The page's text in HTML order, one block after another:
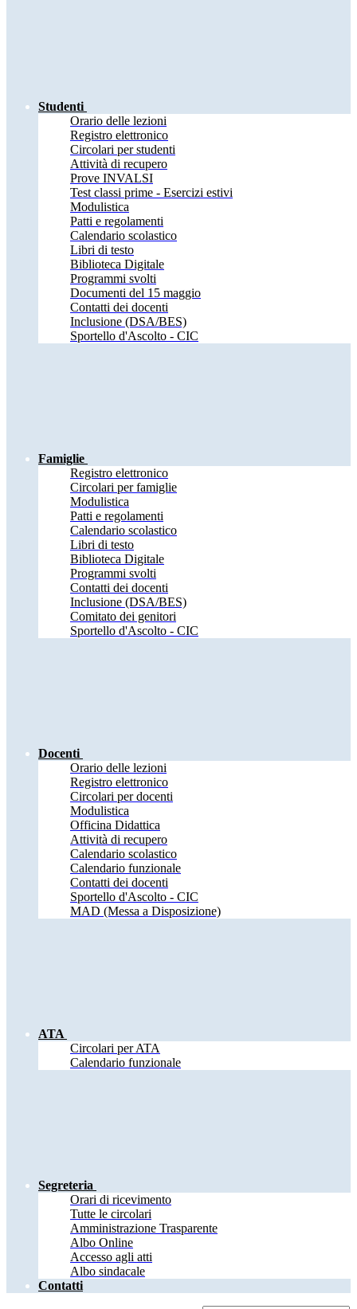
Studenti
Orario delle lezioni
Registro elettronico
Circolari per studenti
Attività di recupero
Prove INVALSI
Test classi prime - Esercizi estivi
Modulistica
Patti e regolamenti
Calendario scolastico
Libri di testo
Biblioteca Digitale
Programmi svolti
Documenti del 15 maggio
Contatti dei docenti
Inclusione (DSA/BES)
Sportello d'Ascolto - CIC
Famiglie
Registro elettronico
Circolari per famiglie
Modulistica
Patti e regolamenti
Calendario scolastico
Libri di testo
Biblioteca Digitale
Programmi svolti
Contatti dei docenti
Inclusione (DSA/BES)
Comitato dei genitori
Sportello d'Ascolto - CIC
Docenti
Orario delle lezioni
Registro elettronico
Circolari per docenti
Modulistica
Officina Didattica
Attività di recupero
Calendario scolastico
Calendario funzionale
Contatti dei docenti
Sportello d'Ascolto - CIC
MAD (Messa a Disposizione)
ATA
Circolari per ATA
Calendario funzionale
Segreteria
Orari di ricevimento
Tutte le circolari
Amministrazione Trasparente
Albo Online
Accesso agli atti
Albo sindacale
Contatti